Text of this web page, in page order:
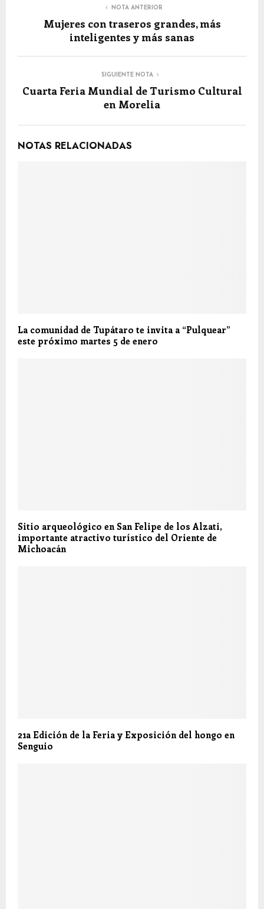
NOTA ANTERIOR
Mujeres con traseros grandes, más
inteligentes y más sanas
SIGUIENTE NOTA
Cuarta Feria Mundial de Turismo Cultural
en Morelia
NOTAS RELACIONADAS
La comunidad de Tupátaro te invita a “Pulquear”
este próximo martes 5 de enero
Sitio arqueológico en San Felipe de los Alzati,
importante atractivo turístico del Oriente de
Michoacán
21a Edición de la Feria y Exposición del hongo en
Senguio